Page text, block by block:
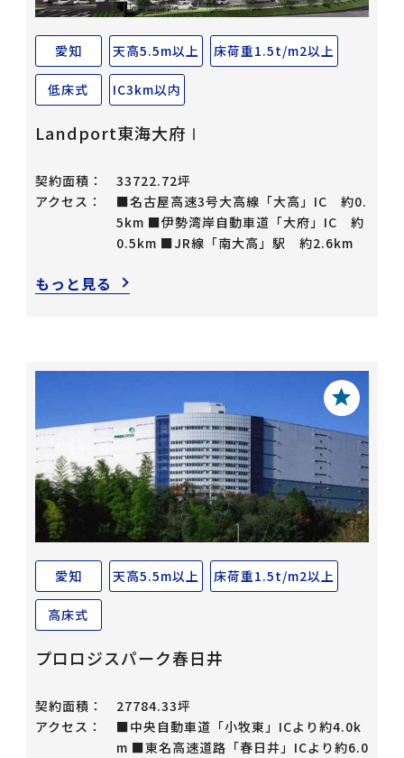
愛知 天高5.5m以上 床荷重1.5t/m2以上
低床式 IC3km以内
Landport東海大府Ⅰ
契約面積：
33722.72坪
アクセス：
■名古屋高速3号大高線「大高」IC 約0.
5km ■伊勢湾岸自動車道「大府」IC 約
0.5km ■JR線「南大高」駅 約2.6km
もっと見る
愛知 天高5.5m以上 床荷重1.5t/m2以上
高床式
プロロジスパーク春日井
契約面積：
27784.33坪
アクセス：
■中央自動車道「小牧東」ICより約4.0k
m ■東名高速道路「春日井」ICより約6.0